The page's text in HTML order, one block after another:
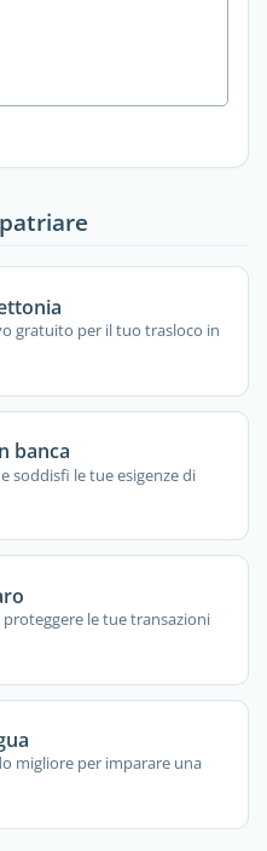
gratuito per il tuo trasloco in
banca
soddisfi le tue esigenze di
le tue transazioni
migliore per imparare una